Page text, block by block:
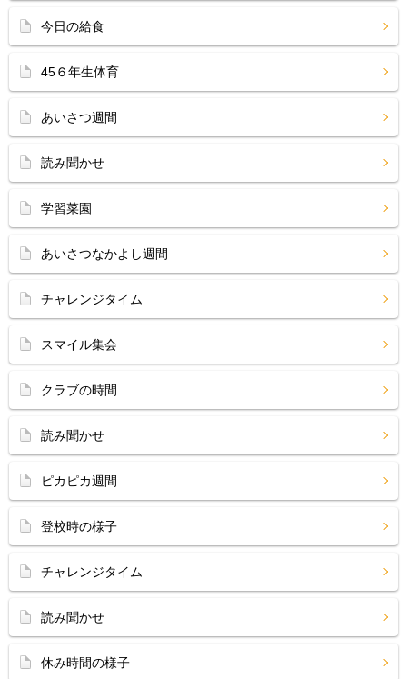
今日の給食
45６年生体育
あいさつ週間
読み聞かせ
学習菜園
あいさつなかよし週間
チャレンジタイム
スマイル集会
クラブの時間
読み聞かせ
ピカピカ週間
登校時の様子
チャレンジタイム
読み聞かせ
休み時間の様子